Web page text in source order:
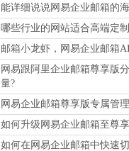
能详细说说网易企业邮箱的
哪些行业的网站适合高端定
邮箱小龙虾，网易企业邮箱
网易跟阿里企业邮箱尊享版
量?
网易企业邮箱尊享版专属管
如何升级网易企业邮箱至尊
如何在网易企业邮箱中快速